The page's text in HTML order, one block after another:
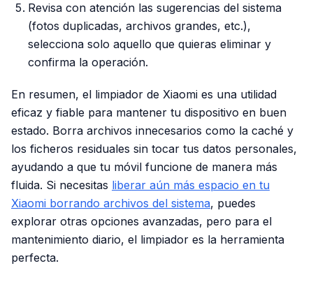
Revisa con atención las sugerencias del sistema
(fotos duplicadas, archivos grandes, etc.),
selecciona solo aquello que quieras eliminar y
confirma la operación.
En resumen, el limpiador de Xiaomi es una utilidad
eficaz y fiable para mantener tu dispositivo en buen
estado. Borra archivos innecesarios como la caché y
los ficheros residuales sin tocar tus datos personales,
ayudando a que tu móvil funcione de manera más
fluida. Si necesitas liberar aún más espacio en tu
Xiaomi borrando archivos del sistema, puedes
explorar otras opciones avanzadas, pero para el
mantenimiento diario, el limpiador es la herramienta
perfecta.